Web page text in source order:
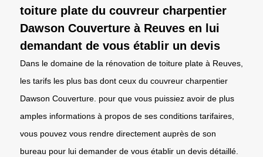
toiture plate du couvreur charpentier
Dawson Couverture à Reuves en lui
demandant de vous établir un devis
Dans le domaine de la rénovation de toiture plate à Reuves,
les tarifs les plus bas dont ceux du couvreur charpentier
Dawson Couverture. pour que vous puissiez avoir de plus
amples informations à propos de ses conditions tarifaires,
vous pouvez vous rendre directement auprès de son
bureau pour lui demander de vous établir un devis détaillé.